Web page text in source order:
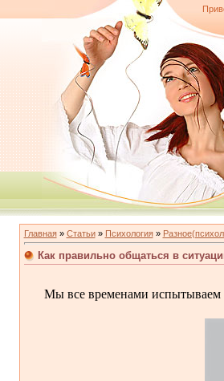
Главная» Статьи» Психология»
Как правильно общаться в
Мы все временами испытываем